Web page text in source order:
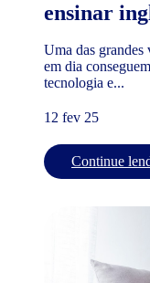
ensinar
Uma das grandes
em dia
tecnologia e...
12 fev 25
Continue